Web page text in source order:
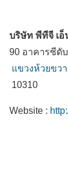
บริษัท พีทีจี เอ็
90 อาคารซีดั
แขวงห้วยขวา
10310
Website :